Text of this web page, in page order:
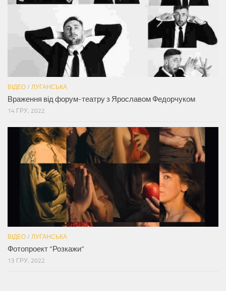
ВІДЕО / ЛУГАНСЬКА
Враження від форум-театру з Ярославом Федорчуком
14 ГРУ, 2022
ВІДЕО / ЛУГАНСЬКА
Фотопроект “Розкажи”
13 ГРУ, 2022